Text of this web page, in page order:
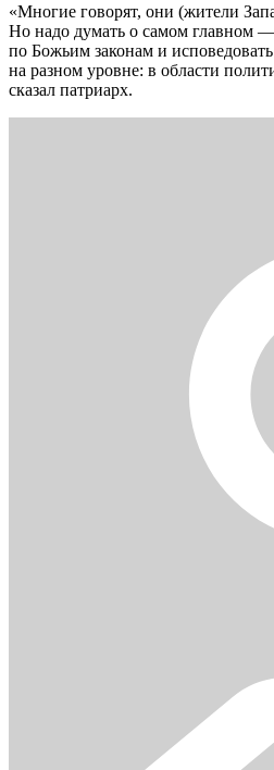
«Многие говорят, они (жители
Но надо думать о самом главном
по Божьим законам и
на разном уровне: в области
сказал патриарх.